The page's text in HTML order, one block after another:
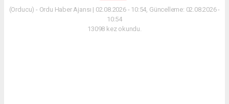
(Orducu) - Ordu Haber Ajansı | 02.08.2026 - 10:54, Güncelleme: 02.08.2026 -
10:54
13098 kez okundu.